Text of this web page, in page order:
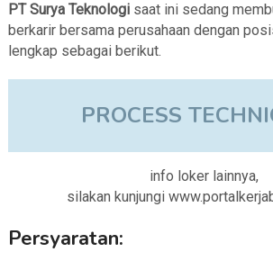
PT Surya Teknologi saat ini sedang
berkarir bersama perusahaan dengan
lengkap sebagai berikut.
PROCESS
info loker lainnya,
silakan kunjungi
Persyaratan: